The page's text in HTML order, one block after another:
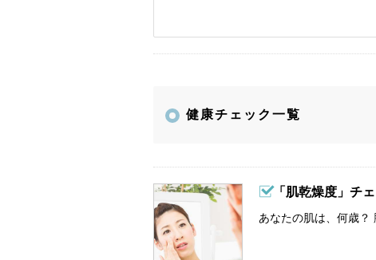
健康チェック一覧
「肌乾燥度」チ
あなたの肌は、何歳？